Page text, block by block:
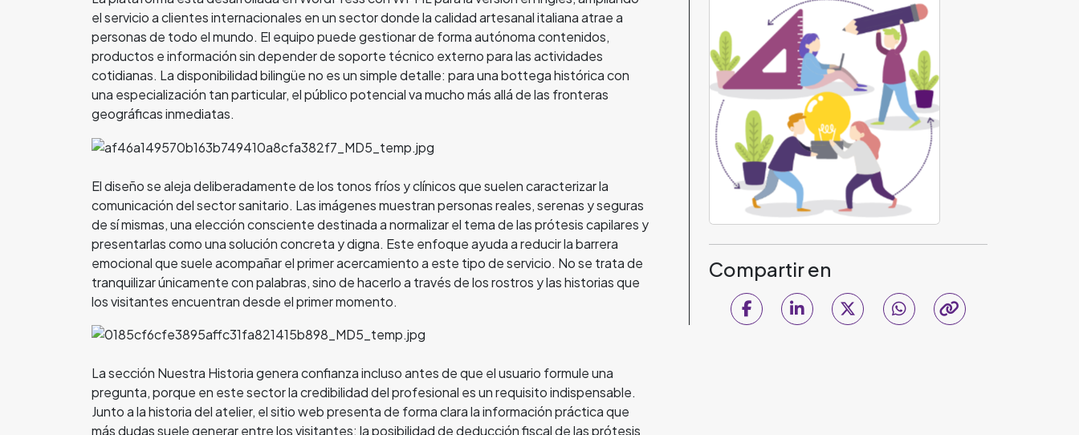
el servicio a clientes internacionales en un sector donde la calidad artesanal italiana atrae a
personas de todo el mundo. El equipo puede gestionar de forma autónoma contenidos,
productos e información sin depender de soporte técnico externo para las actividades
cotidianas. La disponibilidad bilingüe no es un simple detalle: para una bottega histórica con
una especialización tan particular, el público potencial va mucho más allá de las fronteras
geográficas inmediatas.
El diseño se aleja deliberadamente de los tonos fríos y clínicos que suelen caracterizar la
comunicación del sector sanitario. Las imágenes muestran personas reales, serenas y seguras
de sí mismas, una elección consciente destinada a normalizar el tema de las prótesis capilares y
presentarlas como una solución concreta y digna. Este enfoque ayuda a reducir la barrera
emocional que suele acompañar el primer acercamiento a este tipo de servicio. No se trata de
tranquilizar únicamente con palabras, sino de hacerlo a través de los rostros y las historias que
los visitantes encuentran desde el primer momento.
La sección Nuestra Historia genera confianza incluso antes de que el usuario formule una
pregunta, porque en este sector la credibilidad del profesional es un requisito indispensable.
Junto a la historia del atelier, el sitio web presenta de forma clara la información práctica que
más dudas suele generar entre los visitantes: la posibilidad de deducción fiscal de las prótesis
Compartir en